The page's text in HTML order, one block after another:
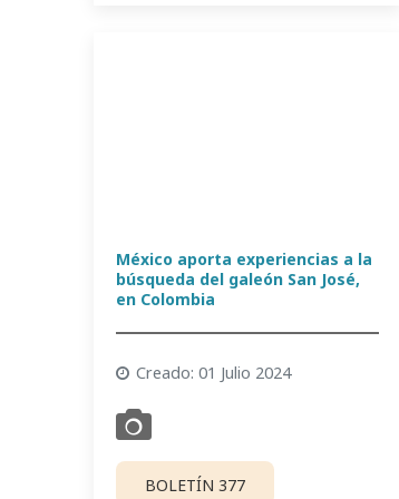
México aporta experiencias a la
búsqueda del galeón San José,
en Colombia
Creado: 01 Julio 2024
BOLETÍN 377